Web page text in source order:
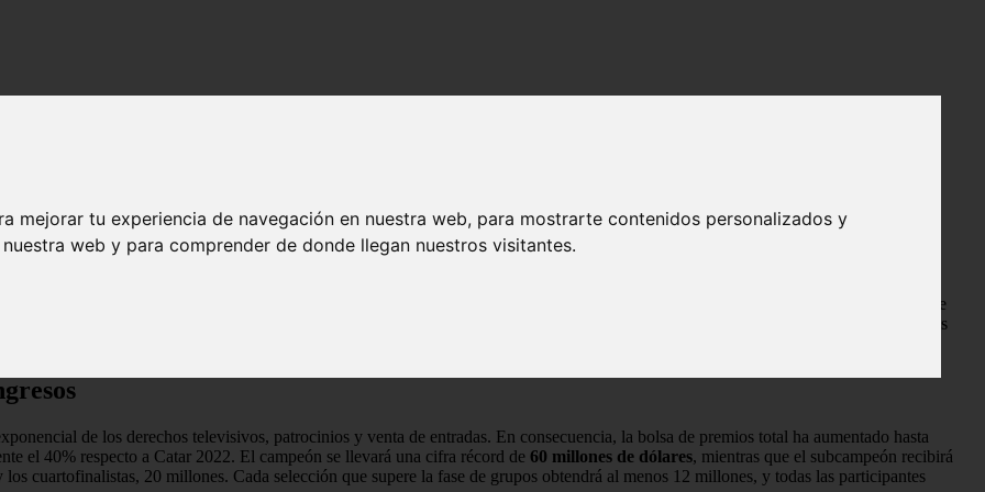
mejorar tu experiencia de navegación en nuestra web, para mostrarte contenidos personalizados y
web y para comprender de donde llegan nuestros visitantes.
¿cuánto recibirá?
2026: ¿cuánto recibirá?
forma significativa los incentivos económicos para la próxima Copa del Mundo, que por primera vez contará con
. Este
que también dispara las cifras destinadas a los participantes. A continuación, te detallamos cuánto dinero embolsará el campeón, los
la preparación y el marketing del evento deportivo más seguido del planeta.
de los derechos televisivos, patrocinios y venta de entradas. En consecuencia, la bolsa de premios total ha aumentado hasta
el 40% respecto a Catar 2022. El campeón se llevará una cifra récord de 60 millones de dólares, mientras que el subcampeón recibirá
cuartofinalistas, 20 millones. Cada selección que supere la fase de grupos obtendrá al menos 12 millones, y todas las participantes